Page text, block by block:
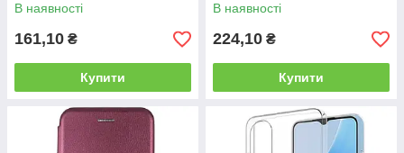
В наявності
161,10 ₴
Купити
В наявності
224,10 ₴
Купити